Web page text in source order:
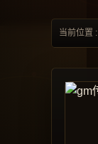
当前位置 :